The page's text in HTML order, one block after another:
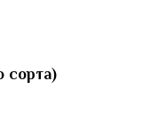
сорта)